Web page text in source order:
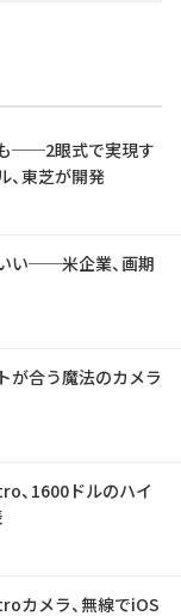
──2眼式で実現す
、東芝が開発
い──米企業、画期
が合う魔法のカメラ
、1600ドルのハイ
カメラ、無線でiOS